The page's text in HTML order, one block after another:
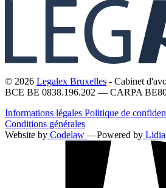
© 2026 Legalex Bruxelles - Cabinet
BCE BE 0838.196.202 — CARPA
Informations légales Politique de
Conditions générales
Website by Codelaw —Powered by Lidia